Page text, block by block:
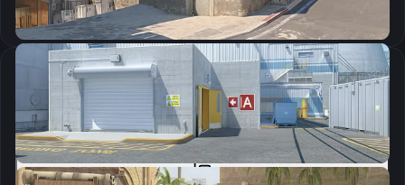
Скопировать
Параметры запуска